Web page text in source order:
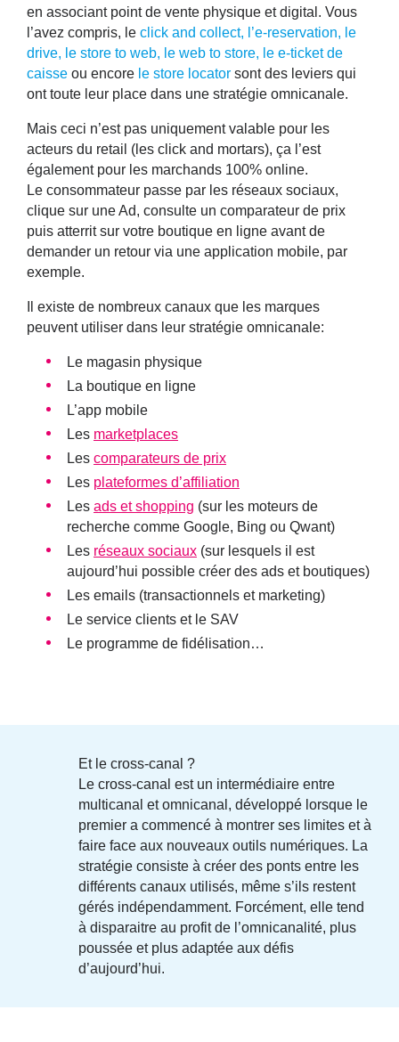
en associant point de vente physique et digital. Vous
l’avez compris, le click and collect, l’e-reservation, le
drive, le store to web, le web to store, le e-ticket de
caisse ou encore le store locator sont des leviers qui
ont toute leur place dans une stratégie omnicanale.
Mais ceci n’est pas uniquement valable pour les
acteurs du retail (les click and mortars), ça l’est
également pour les marchands 100% online.
Le consommateur passe par les réseaux sociaux,
clique sur une Ad, consulte un comparateur de prix
puis atterrit sur votre boutique en ligne avant de
demander un retour via une application mobile, par
exemple.
Il existe de nombreux canaux que les marques
peuvent utiliser dans leur stratégie omnicanale:
Le magasin physique
La boutique en ligne
L’app mobile
Les marketplaces
Les comparateurs de prix
Les plateformes d’affiliation
Les ads et shopping (sur les moteurs de
recherche comme Google, Bing ou Qwant)
Les réseaux sociaux (sur lesquels il est
aujourd’hui possible créer des ads et boutiques)
Les emails (transactionnels et marketing)
Le service clients et le SAV
Le programme de fidélisation…
Et le cross-canal ?
Le cross-canal est un intermédiaire entre
multicanal et omnicanal, développé lorsque le
premier a commencé à montrer ses limites et à
faire face aux nouveaux outils numériques. La
stratégie consiste à créer des ponts entre les
différents canaux utilisés, même s’ils restent
gérés indépendamment. Forcément, elle tend
à disparaitre au profit de l’omnicanalité, plus
poussée et plus adaptée aux défis
d’aujourd’hui.